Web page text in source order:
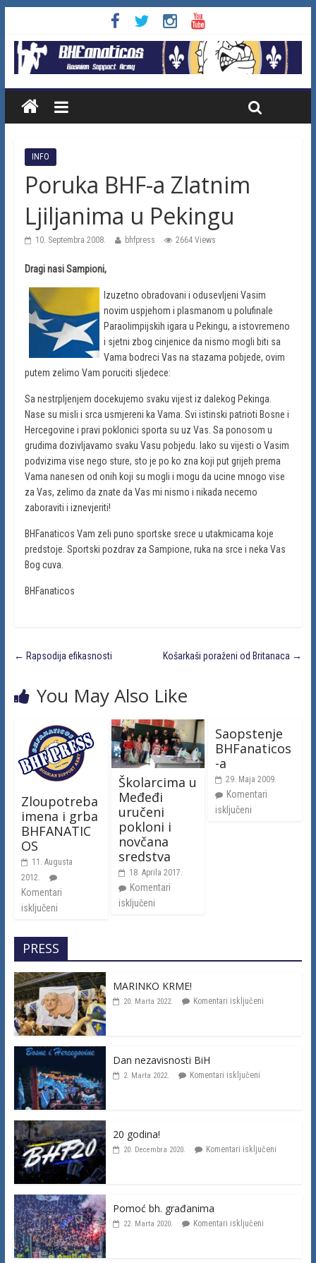
INFO
Poruka BHF-a Zlatnim
Ljiljanima u Pekingu
10. Septembra 2008. bhfpress 2664 Views
Dragi nasi Sampioni,
Izuzetno obradovani i odusevljeni Vasim
novim uspjehom i plasmanom u polufinale
Paraolimpijskih igara u Pekingu, a istovremeno
i sjetni zbog cinjenice da nismo mogli biti sa
Vama bodreci Vas na stazama pobjede, ovim
putem zelimo Vam poruciti sljedece:
Sa nestrpljenjem docekujemo svaku vijest iz dalekog Pekinga.
Nase su misli i srca usmjereni ka Vama. Svi istinski patrioti Bosne i
Hercegovine i pravi poklonici sporta su uz Vas. Sa ponosom u
grudima dozivljavamo svaku Vasu pobjedu. Iako su vijesti o Vasim
podvizima vise nego sture, sto je po ko zna koji put grijeh prema
Vama nanesen od onih koji su mogli i mogu da ucine mnogo vise
za Vas, zelimo da znate da Vas mi nismo i nikada necemo
zaboraviti i iznevjeriti!
BHFanaticos Vam zeli puno sportske srece u utakmicama koje
predstoje. Sportski pozdrav za Sampione, ruka na srce i neka Vas
Bog cuva.
BHFanaticos
← Rapsodija efikasnosti Košarkaši poraženi od Britanaca →
You May Also Like
Zloupotreba
imena i grba
BHFANATIC
OS
11. Augusta
2012.
Komentari
isključeni
Školarcima u
Međeđi
uručeni
pokloni i
novčana
sredstva
18. Aprila 2017.
Komentari
isključeni
Saopstenje
BHFanaticos
-a
29. Maja 2009.
Komentari
isključeni
PRESS
MARINKO KRME!
20. Marta 2022. Komentari isključeni
Dan nezavisnosti BiH
2. Marta 2022. Komentari isključeni
20 godina!
20. Decembra 2020. Komentari isključeni
Pomoć bh. građanima
22. Marta 2020. Komentari isključeni